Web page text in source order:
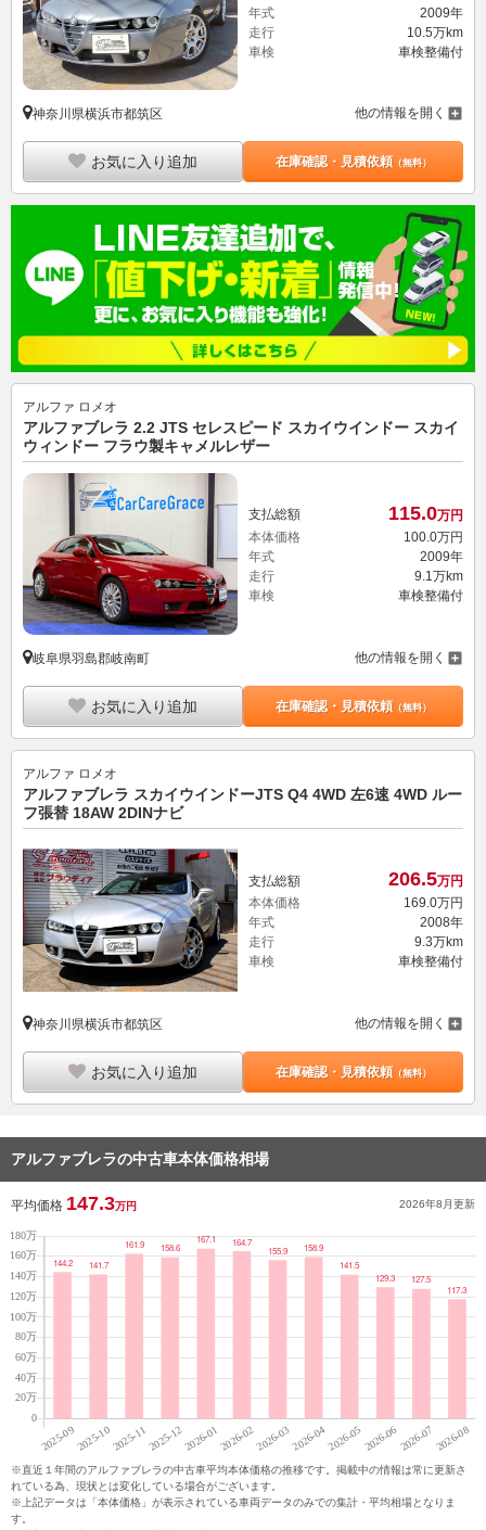
年式
2009年
走行
10.5万km
車検
車検整備付
神奈川県横浜市都筑区 他の情報を開く
お気に入り追加 在庫確認・見積依頼（無料）
アルファ ロメオ
アルファブレラ 2.2 JTS セレスピード スカイウインドー スカイ
ウィンドー フラウ製キャメルレザー
支払総額 115.0万円
本体価格
100.0万円
年式
2009年
走行
9.1万km
車検
車検整備付
岐阜県羽島郡岐南町 他の情報を開く
お気に入り追加 在庫確認・見積依頼（無料）
アルファ ロメオ
アルファブレラ スカイウインドーJTS Q4 4WD 左6速 4WD ルー
フ張替 18AW 2DINナビ
支払総額 206.5万円
本体価格
169.0万円
年式
2008年
走行
9.3万km
車検
車検整備付
神奈川県横浜市都筑区 他の情報を開く
お気に入り追加 在庫確認・見積依頼（無料）
アルファブレラの中古車本体価格相場
平均価格 147.3万円 2026年8月更新
※直近１年間のアルファブレラの中古車平均本体価格の推移です。掲載中の情報は常に更新さ
れている為、現状とは変化している場合がございます。
※上記データは「本体価格」が表示されている車両データのみでの集計・平均相場となりま
す。